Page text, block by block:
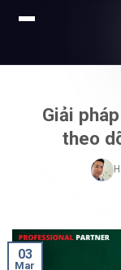
Giải
theo
03
Mar